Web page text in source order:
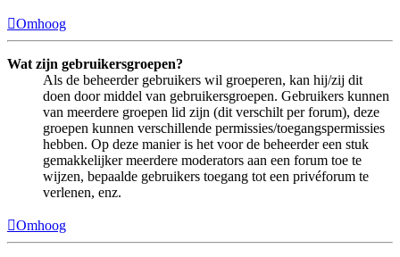
Omhoog
Wat zijn gebruikersgroepen?
Als de beheerder gebruikers wil groeperen, kan hij/zij dit
doen door middel van gebruikersgroepen. Gebruikers kunnen
van meerdere groepen lid zijn (dit verschilt per forum), deze
groepen kunnen verschillende permissies/toegangspermissies
hebben. Op deze manier is het voor de beheerder een stuk
gemakkelijker meerdere moderators aan een forum toe te
wijzen, bepaalde gebruikers toegang tot een privéforum te
verlenen, enz.
Omhoog